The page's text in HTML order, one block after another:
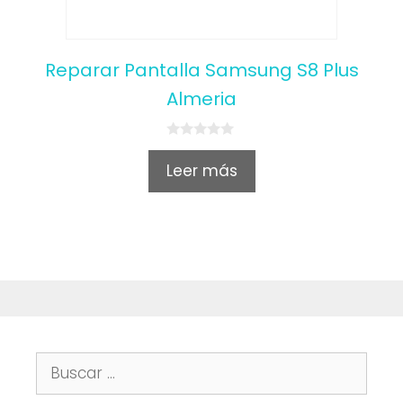
Reparar Pantalla Samsung S8 Plus
Almeria
0
u
Leer más
Buscar: